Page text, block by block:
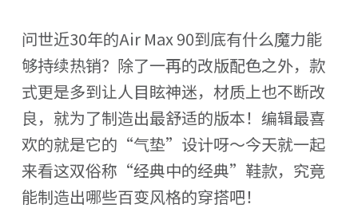
问世近30年的Air Max 90到底有什么魔力能
够持续热销？除了一再的改版配色之外，款
式更是多到让人目眩神迷，材质上也不断改
良，就为了制造出最舒适的版本！编辑最喜
欢的就是它的“气垫”设计呀～今天就一起
来看这双俗称“经典中的经典”鞋款，究竟
能制造出哪些百变风格的穿搭吧！